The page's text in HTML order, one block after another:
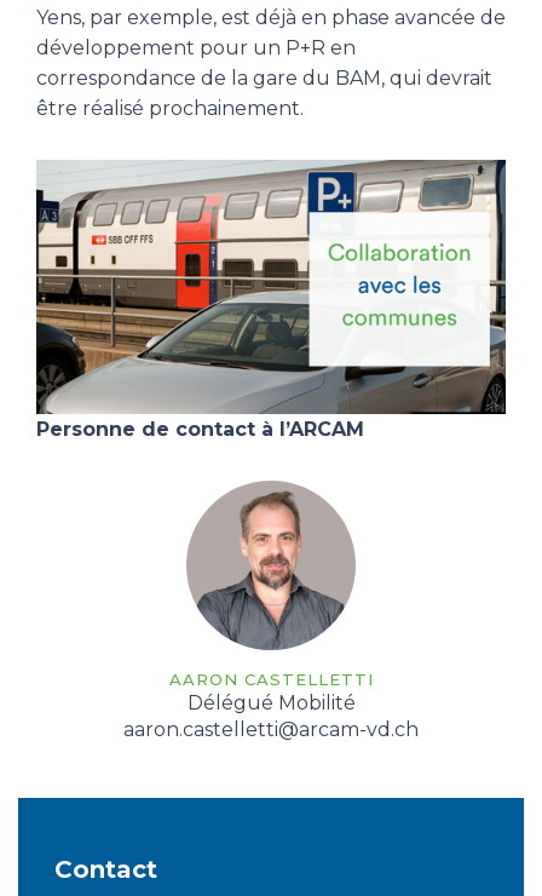
Yens, par exemple, est déjà en phase avancée de
développement pour un P+R en
correspondance de la gare du BAM, qui devrait
être réalisé prochainement.
Personne de contact à l’ARCAM
AARON CASTELLETTI
Délégué Mobilité
aaron.castelletti@arcam-vd.ch
Contact